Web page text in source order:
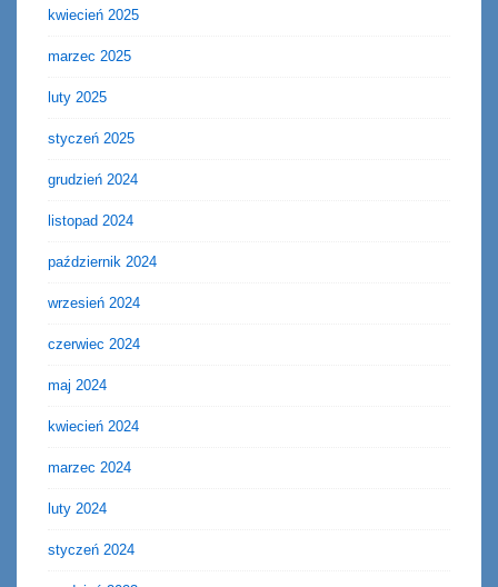
kwiecień 2025
marzec 2025
luty 2025
styczeń 2025
grudzień 2024
listopad 2024
październik 2024
wrzesień 2024
czerwiec 2024
maj 2024
kwiecień 2024
marzec 2024
luty 2024
styczeń 2024